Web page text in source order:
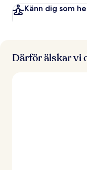
Känn dig som
Därför älskar vi